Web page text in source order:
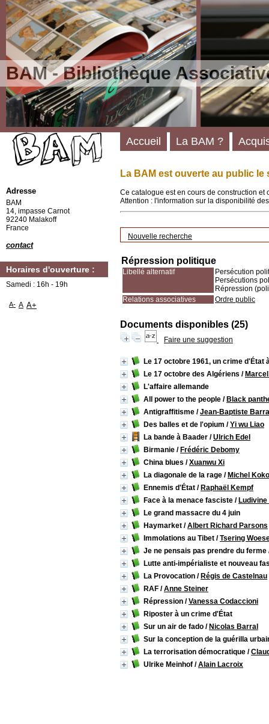
BAM - Bibliothèque
La BAM est ouverte au public le
Ce catalogue est en cours de construction
Attention : l'information sur la disponibilité
Nouvelle recherche
Répression politique
Libellé alternatif
Persécution
Persécutions
Répression
Relations associatives
Ordre public
Documents disponibles (25)
Faire une suggestion
Le 17 octobre 1961, un crime d'État
Le 17 octobre des Algériens /
L'affaire allemande
All power to the people / Black
Antigraffitisme /Jean-Baptiste Barra
Des balles et de l'opium /Yi wu Liao
La bande à Baader /Ulrich Edel
Birmanie / Frédéric Debomy
China blues /Xuanwu Xi
La diagonale de la rage / Michel
Ennemis d'État / Raphaël Kempf
Face à la menace fasciste /
Le grand massacre du 4 juin
Haymarket /Albert Richard Parsons
Immolations au Tibet /Tsering
Je ne pensais pas prendre du ferme
Lutte anti-impérialiste et nouveau
La Provocation / Régis de Castelnau
RAF /Anne Steiner
Répression /Vanessa Codaccioni
Riposter à un crime d'État
Sur un air de fado / Nicolas Barral
Sur la conception de la guérilla
La terrorisation démocratique /
Ulrike Meinhof /Alain Lacroix
Accueil La BAM ?
Adresse
BAM
14, impasse Carnot
92240 Malakoff
France
contact
Horaires d'ouverture :
Samedi : 16h - 19h
A- A A+